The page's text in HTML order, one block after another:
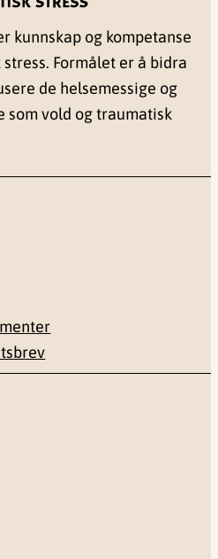
kunnskap og kompetanse
Formålet er å bidra
de helsemessige og
som vold og traumatisk